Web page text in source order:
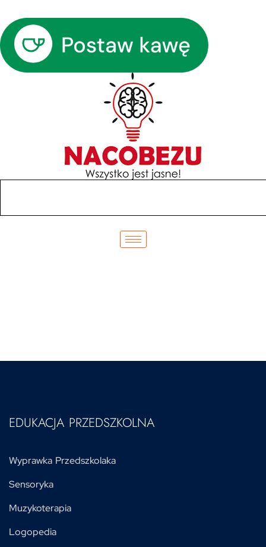
EDUKACJA PRZEDSZKOLNA
Wyprawka Przedszkolaka
Sensoryka
Muzykoterapia
Logopedia